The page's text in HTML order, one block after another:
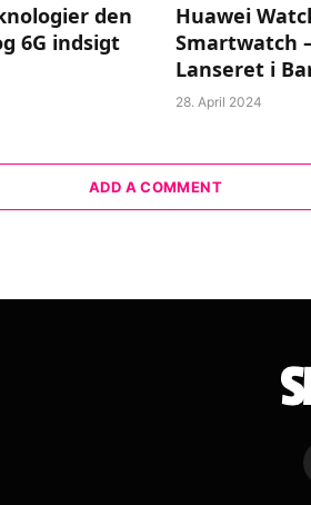
den
6G indsigt
Huawei
Smartwatch
Lanseret i
28. April 2024
ADD A COMMENT